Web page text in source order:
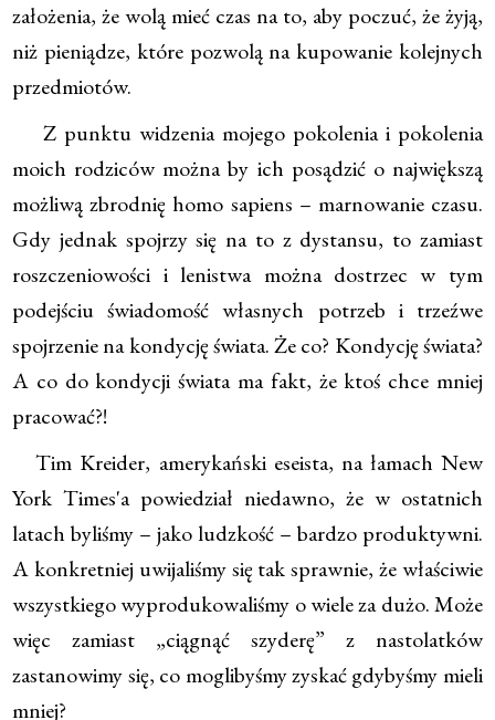
założenia, że wolą mieć czas na to, aby poczuć, że żyją,
niż pieniądze, które pozwolą na kupowanie kolejnych
przedmiotów.
Z punktu widzenia mojego pokolenia i pokolenia
moich rodziców można by ich posądzić o największą
możliwą zbrodnię homo sapiens – marnowanie czasu.
Gdy jednak spojrzy się na to z dystansu, to zamiast
roszczeniowości i lenistwa można dostrzec w tym
podejściu świadomość własnych potrzeb i trzeźwe
spojrzenie na kondycję świata. Że co? Kondycję świata?
A co do kondycji świata ma fakt, że ktoś chce mniej
pracować?!
Tim Kreider, amerykański eseista, na łamach New
York Times'a powiedział niedawno, że w ostatnich
latach byliśmy – jako ludzkość – bardzo produktywni.
A konkretniej uwijaliśmy się tak sprawnie, że właściwie
wszystkiego wyprodukowaliśmy o wiele za dużo. Może
więc zamiast „ciągnąć szyderę” z nastolatków
zastanowimy się, co moglibyśmy zyskać gdybyśmy mieli
mniej?